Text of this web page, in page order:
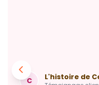
C L'histoire de